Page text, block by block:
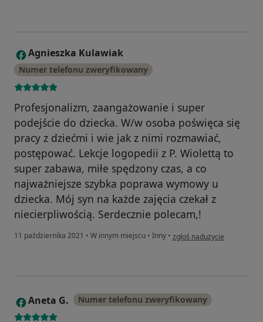
A Agnieszka Kulawiak
Numer telefonu zweryfikowany
Profesjonalizm, zaangażowanie i super
podejście do dziecka. W/w osoba poświęca się
pracy z dziećmi i wie jak z nimi rozmawiać,
postępować. Lekcje logopedii z P. Wiolettą to
super zabawa, miłe spędzony czas, a co
najważniejsze szybka poprawa wymowy u
dziecka. Mój syn na każde zajęcia czekał z
niecierpliwością. Serdecznie polecam,!
11 października 2021 • W innym miejscu • Inny • w opinii użytkownika
zgłoś nadużycie
A Aneta G. Numer telefonu zweryfikowany